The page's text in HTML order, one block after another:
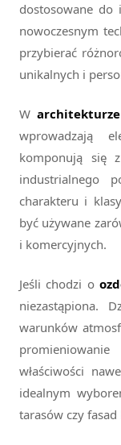
dostosowane do
nowoczesnym
przybierać
unikalnych i
W
wprowadzają
komponują się
industrialnego
charakteru i
być używane
i komercyjnych.
Jeśli chodzi o
niezastąpiona.
warunków
właściwości
idealnym
tarasów czy